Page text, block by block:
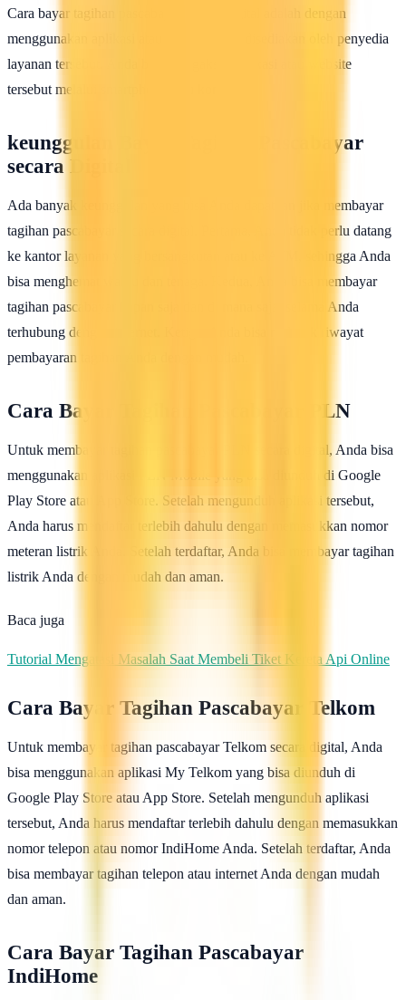
Cara bayar tagihan pascabayar secara digital adalah dengan
menggunakan aplikasi atau website yang disediakan oleh penyedia
layanan tersebut. Anda bisa mengakses aplikasi atau website
tersebut melalui smartphone atau komputer.
keunggulan Bayar Tagihan Pascabayar
secara Digital
Ada banyak keunggulan yang bisa Anda dapatkan jika membayar
tagihan pascabayar secara digital. Pertama, Anda tidak perlu datang
ke kantor layanan yang bersangkutan atau ke ATM, sehingga Anda
bisa menghemat waktu dan tenaga. Kedua, Anda bisa membayar
tagihan pascabayar kapan saja dan di mana saja, selama Anda
terhubung dengan internet. Ketiga, Anda bisa melacak riwayat
pembayaran tagihan Anda dengan mudah.
Cara Bayar Tagihan Pascabayar PLN
Untuk membayar tagihan pascabayar PLN secara digital, Anda bisa
menggunakan aplikasi PLN Mobile yang bisa diunduh di Google
Play Store atau App Store. Setelah mengunduh aplikasi tersebut,
Anda harus mendaftar terlebih dahulu dengan memasukkan nomor
meteran listrik Anda. Setelah terdaftar, Anda bisa membayar tagihan
listrik Anda dengan mudah dan aman.
Baca juga
Tutorial Mengatasi Masalah Saat Membeli Tiket Kereta Api Online
Cara Bayar Tagihan Pascabayar Telkom
Untuk membayar tagihan pascabayar Telkom secara digital, Anda
bisa menggunakan aplikasi My Telkom yang bisa diunduh di
Google Play Store atau App Store. Setelah mengunduh aplikasi
tersebut, Anda harus mendaftar terlebih dahulu dengan memasukkan
nomor telepon atau nomor IndiHome Anda. Setelah terdaftar, Anda
bisa membayar tagihan telepon atau internet Anda dengan mudah
dan aman.
Cara Bayar Tagihan Pascabayar
IndiHome